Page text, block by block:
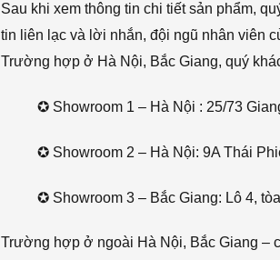
Sau khi xem thông tin chi tiết sản phẩm,
tin liên lạc và lời nhắn, đội ngũ nhân viên
Trường hợp ở Hà Nội, Bắc Giang, quý
✪ Showroom 1 – Hà Nội : 25/73
✪ Showroom 2 – Hà Nội: 9A Thái
✪ Showroom 3 – Bắc Giang: Lô 4,
Trường hợp ở ngoài Hà Nội, Bắc Giang –